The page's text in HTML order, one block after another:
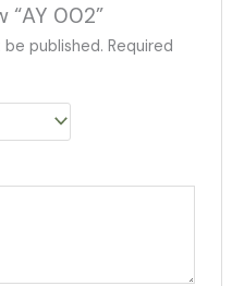
“AY 002”
published. Required